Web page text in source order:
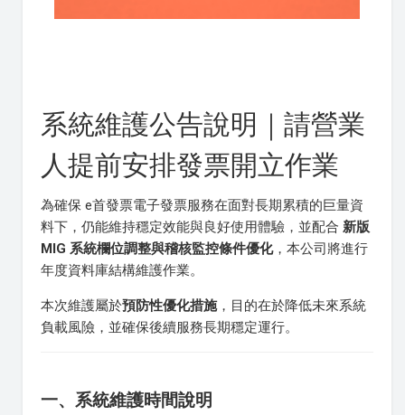
系統維護公告說明｜請營業
人提前安排發票開立作業
為確保 e首發票電子發票服務在面對長期累積的巨量資
料下，仍能維持穩定效能與良好使用體驗，並配合 新版
MIG 系統欄位調整與稽核監控條件優化，本公司將進行
年度資料庫結構維護作業。
本次維護屬於預防性優化措施，目的在於降低未來系統
負載風險，並確保後續服務長期穩定運行。
一、系統維護時間說明